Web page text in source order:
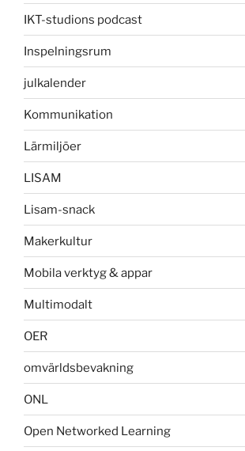
IKT-studions podcast
Inspelningsrum
julkalender
Kommunikation
Lärmiljöer
LISAM
Lisam-snack
Makerkultur
Mobila verktyg & appar
Multimodalt
OER
omvärldsbevakning
ONL
Open Networked Learning